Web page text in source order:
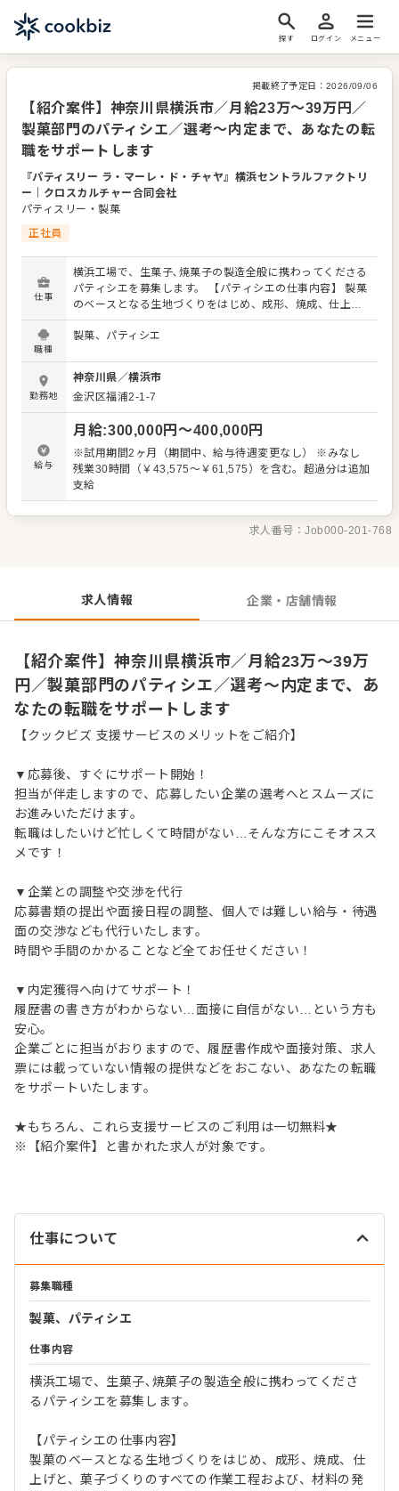
探す ログイン メニュー
掲載終了予定日： 2026/09/06
【紹介案件】神奈川県横浜市／月給23万～39万円／
製菓部門のパティシエ／選考～内定まで、あなたの転
職をサポートします
『パティスリー ラ・マーレ・ド・チャヤ』横浜セントラルファクトリ
ー
クロスカルチャー合同会社
パティスリー・製菓
正社員
仕事
横浜工場で、生菓子､焼菓子の製造全般に携わってくださる
パティシエを募集します。 【パティシエの仕事内容】 製菓
のベースとなる生地づくりをはじめ、成形、焼成、仕上げ
と、菓子づくりのすべての作業工程および、材料の発注・
在庫管理などに携わっていただきます。オーダーメイドケ
ルが学べる環境です。店舗独自のレシピを学べたり、新し
い商品開発に挑戦するなど活躍のフィールドが広がってい
ます。 メニュー開発にもチャレンジ可能。大人も子どもも
喜ぶ斬新なメニューや、お客さまを飽きさせない季節ごと
の新メニューを提案してください！ 【具体的には…】 生菓
子の仕込み・仕上げや、クッキーやパウンドケーキ類の焼
菓子の製造業務を担当して頂きます。 製造に関わる原材料
や資材の発注数決め、在庫管理等々もして頂きます。 入社
業務の幅を広げていきましょう。先輩スタッフがあなたの
成長をサポートしますので、経験が浅い方も安心してスタ
職種
製菓、パティシエ
勤務地
神奈川県／横浜市
金沢区福浦2-1-7
給与
月給:300,000円〜400,000円
※試用期間2ヶ月（期間中、給与待遇変更なし） ※みなし
残業30時間（￥43,575～￥61,575）を含む。超過分は追加
支給
求人番号：Job000-201-768
求人情報 企業・店舗情報
【紹介案件】神奈川県横浜市／月給23万～39万
円／製菓部門のパティシエ／選考～内定まで、あ
なたの転職をサポートします
【クックビズ 支援サービスのメリットをご紹介】
▼応募後、すぐにサポート開始！
担当が伴走しますので、応募したい企業の選考へとスムーズに
お進みいただけます。
転職はしたいけど忙しくて時間がない…そんな方にこそオスス
メです！
▼企業との調整や交渉を代行
応募書類の提出や面接日程の調整、個人では難しい給与・待遇
面の交渉なども代行いたします。
時間や手間のかかることなど全てお任せください！
▼内定獲得へ向けてサポート！
履歴書の書き方がわからない…面接に自信がない…という方も
安心。
企業ごとに担当がおりますので、履歴書作成や面接対策、求人
票には載っていない情報の提供などをおこない、あなたの転職
をサポートいたします。
★もちろん、これら支援サービスのご利用は一切無料★
※【紹介案件】と書かれた求人が対象です。
仕事について
募集職種
製菓、パティシエ
仕事内容
横浜工場で、生菓子､焼菓子の製造全般に携わってくださ
るパティシエを募集します。
【パティシエの仕事内容】
製菓のベースとなる生地づくりをはじめ、成形、焼成、仕
上げと、菓子づくりのすべての作業工程および、材料の発